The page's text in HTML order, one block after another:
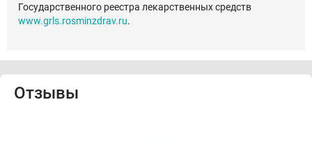
Государственного реестра лекарственных средств
www.grls.rosminzdrav.ru.
Отзывы